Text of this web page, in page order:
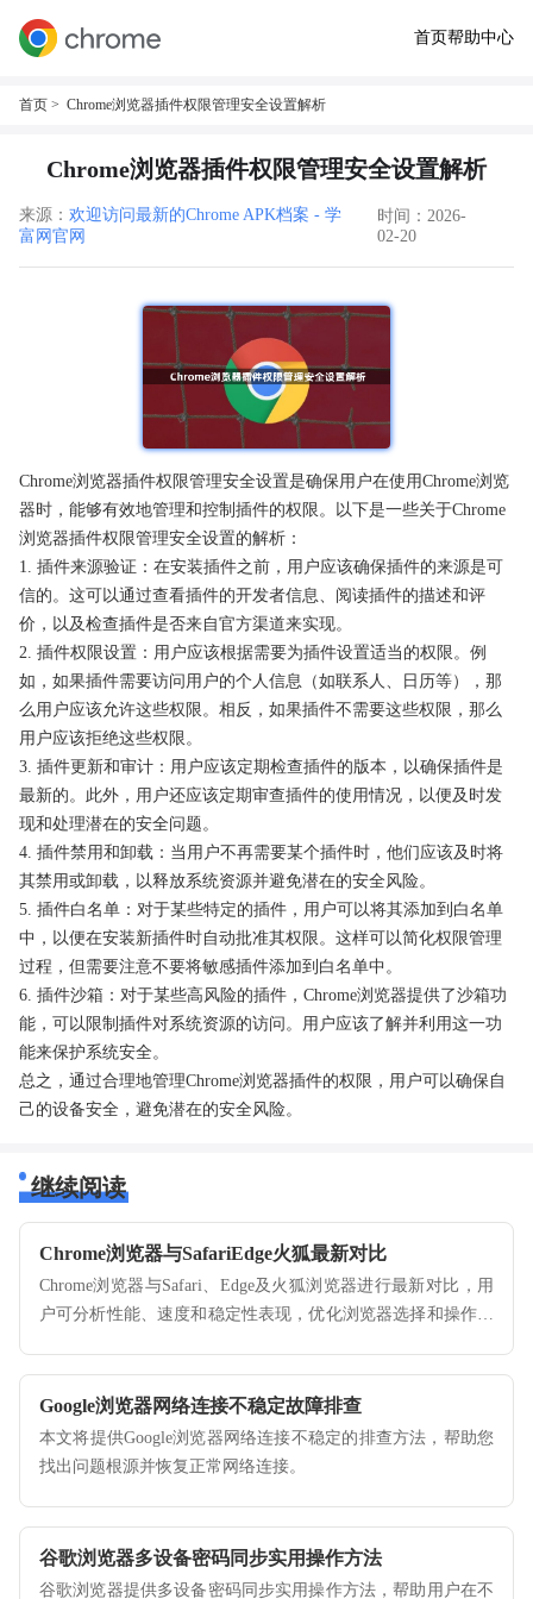
首页帮助中心
首页 > Chrome浏览器插件权限管理安全设置解析
Chrome浏览器插件权限管理安全设置解析
来源： 欢迎访问最新的Chrome APK档案 - 学
富网官网
时间：2026-
02-20
Chrome浏览器插件权限管理安全设置是确保用户在使用Chrome浏览
器时，能够有效地管理和控制插件的权限。以下是一些关于Chrome
浏览器插件权限管理安全设置的解析：
1. 插件来源验证：在安装插件之前，用户应该确保插件的来源是可
信的。这可以通过查看插件的开发者信息、阅读插件的描述和评
价，以及检查插件是否来自官方渠道来实现。
2. 插件权限设置：用户应该根据需要为插件设置适当的权限。例
如，如果插件需要访问用户的个人信息（如联系人、日历等），那
么用户应该允许这些权限。相反，如果插件不需要这些权限，那么
用户应该拒绝这些权限。
3. 插件更新和审计：用户应该定期检查插件的版本，以确保插件是
最新的。此外，用户还应该定期审查插件的使用情况，以便及时发
现和处理潜在的安全问题。
4. 插件禁用和卸载：当用户不再需要某个插件时，他们应该及时将
其禁用或卸载，以释放系统资源并避免潜在的安全风险。
5. 插件白名单：对于某些特定的插件，用户可以将其添加到白名单
中，以便在安装新插件时自动批准其权限。这样可以简化权限管理
过程，但需要注意不要将敏感插件添加到白名单中。
6. 插件沙箱：对于某些高风险的插件，Chrome浏览器提供了沙箱功
能，可以限制插件对系统资源的访问。用户应该了解并利用这一功
能来保护系统安全。
总之，通过合理地管理Chrome浏览器插件的权限，用户可以确保自
己的设备安全，避免潜在的安全风险。
继续阅读
Chrome浏览器与SafariEdge火狐最新对比
Chrome浏览器与Safari、Edge及火狐浏览器进行最新对比，用
户可分析性能、速度和稳定性表现，优化浏览器选择和操作策
Google浏览器网络连接不稳定故障排查
本文将提供Google浏览器网络连接不稳定的排查方法，帮助您
找出问题根源并恢复正常网络连接。
谷歌浏览器多设备密码同步实用操作方法
谷歌浏览器提供多设备密码同步实用操作方法，帮助用户在不